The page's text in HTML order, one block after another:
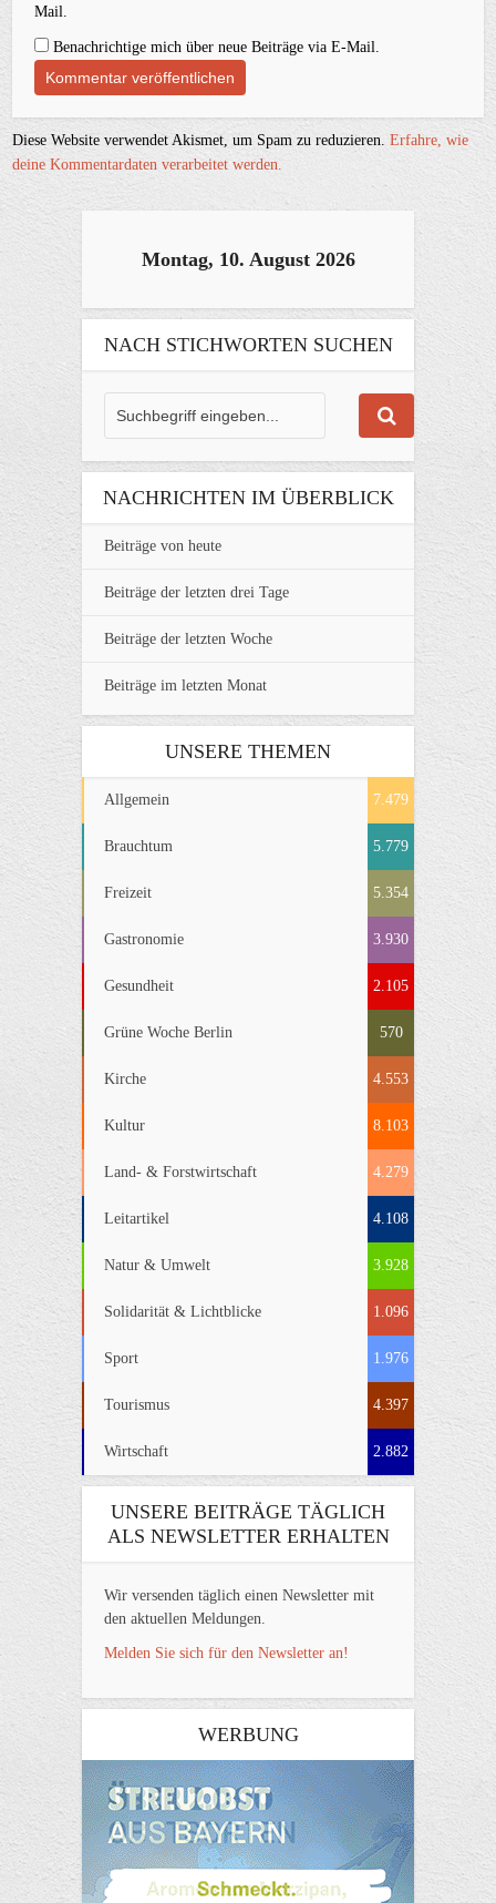
Mail.
Benachrichtige mich über neue Beiträge via E-Mail.
Diese Website verwendet Akismet, um Spam zu reduzieren.Erfahre, wie
deine Kommentardaten verarbeitet werden.
Montag, 10. August 2026
NACH STICHWORTEN SUCHEN
NACHRICHTEN IM ÜBERBLICK
Beiträge von heute
Beiträge der letzten drei Tage
Beiträge der letzten Woche
Beiträge im letzten Monat
UNSERE THEMEN
Allgemein 7.479
Brauchtum 5.779
Freizeit 5.354
Gastronomie 3.930
Gesundheit 2.105
Grüne Woche Berlin 570
Kirche 4.553
Kultur 8.103
Land- & Forstwirtschaft 4.279
Leitartikel 4.108
Natur & Umwelt 3.928
Solidarität & Lichtblicke 1.096
Sport 1.976
Tourismus 4.397
Wirtschaft 2.882
UNSERE BEITRÄGE TÄGLICH
ALS NEWSLETTER ERHALTEN
Wir versenden täglich einen Newsletter mit
den aktuellen Meldungen.
Melden Sie sich für den Newsletter an!
WERBUNG